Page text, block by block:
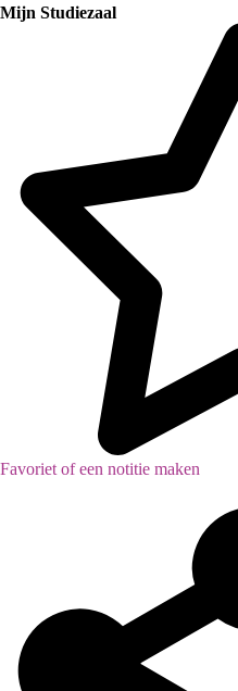
Categorie:
Algemeen bestuur en Politiek
Mijn Studiezaal
Favoriet of een notitie maken